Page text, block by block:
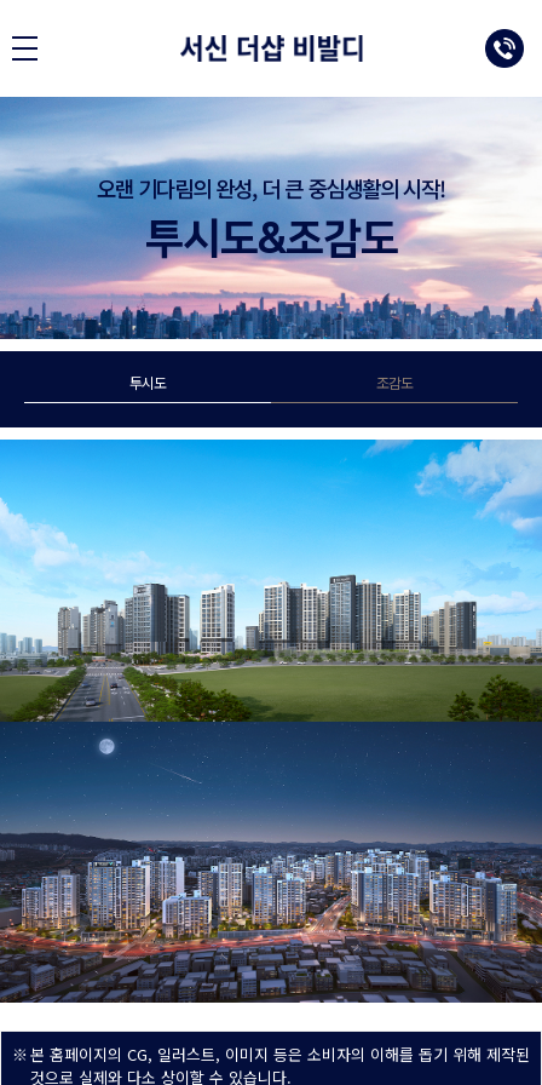
오랜 기다림의 완성, 더 큰 중심생활의 시작!
투시도&조감도
투시도 조감도
※ 본 홈페이지의 CG, 일러스트, 이미지 등은 소비자의 이해를 돕기 위해 제작된
것으로 실제와 다소 상이할 수 있습니다.